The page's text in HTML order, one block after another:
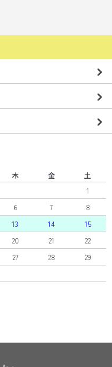
木 金
土
1
6 7
8
13 14
15
20 21
22
27 28
29